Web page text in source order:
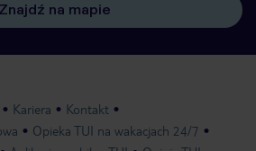
Znajdź na mapie
Kariera
Kontakt
Opieka TUI na wakacjach 24/7